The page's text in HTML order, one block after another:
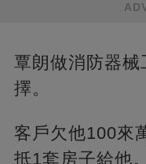
覃朗做消防器械
擇。
客戶欠他100來
抵1套房子給他。